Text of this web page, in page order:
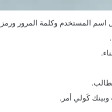
اسم المستخدم وكلمة المرور
وبينك كَولي أمر.